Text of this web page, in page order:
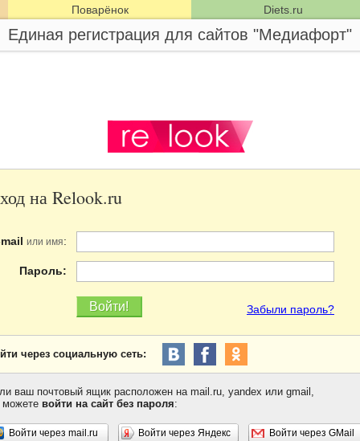
Поварёнок Diets.ru
Единая регистрация для сайтов "Медиафорт"
на Relook.ru
или имя:
Пароль:
Забыли пароль?
через социальную сеть:
ваш почтовый ящик расположен на mail.ru, yandex или gmail,
можете войти на сайт без пароля:
Войти через mail.ru Войти через Яндекс Войти через GMail